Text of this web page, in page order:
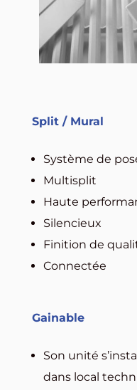
Split / Mural
Système de
Multisplit
Haute
Silencieux
Finition de
Connectée
Gainable
Son unité
dans local